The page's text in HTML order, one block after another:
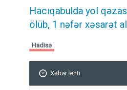
Hacıqabulda yol
ölüb, 1 nəfər xəsarət
Hadisə
Xəbər lenti